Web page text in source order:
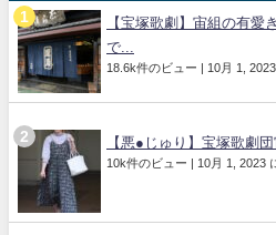
【宝塚歌劇】宙組の有愛
で...
18.6k件のビュー | 10月 1,
【悪●じゅり】宝塚歌劇
10k件のビュー | 10月 1, 2023